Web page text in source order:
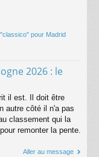
pour Madrid
2026 : le
il est. Il doit être
autre côté il n'a pas
classement qui la
remonter la pente.
Aller au message